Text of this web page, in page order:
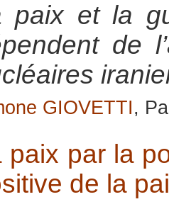
paix et la
de
GIOVETTI,
paix par la
de la